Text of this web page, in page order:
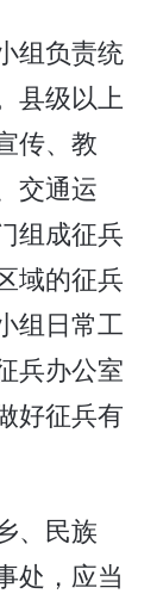
组负责统
县级以上
传、教
交通运
组成征兵
域的征兵
组日常工
兵办公室
好征兵有
、民族
处，应当